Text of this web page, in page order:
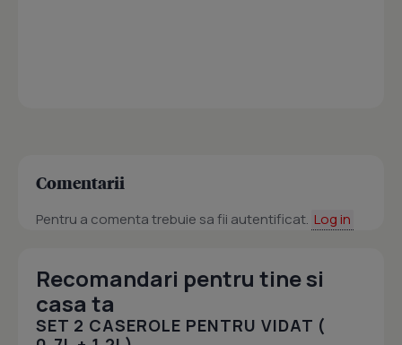
Comentarii
Pentru a comenta trebuie sa fii autentificat. Log in
Recomandari pentru tine si
casa ta
SET 2 CASEROLE PENTRU VIDAT (